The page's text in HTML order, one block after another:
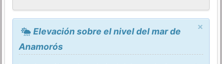
×
Elevación sobre el nivel del mar de
Anamorós